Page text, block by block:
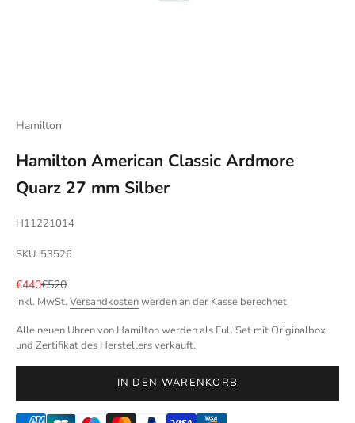
Hamilton
Hamilton American Classic Ardmore
Quarz 27 mm Silber
H11221014
SKU: 53526
Angebot
€440Regulärer Preis
€520
inkl. MwSt. Versandkostenwerden an der Kasse berechnet
Alle neuen Uhren von Hamilton werden als Full Set mit Originalbox
und Zertifikat des Herstellers verkauft.
IN DEN WARENKORB